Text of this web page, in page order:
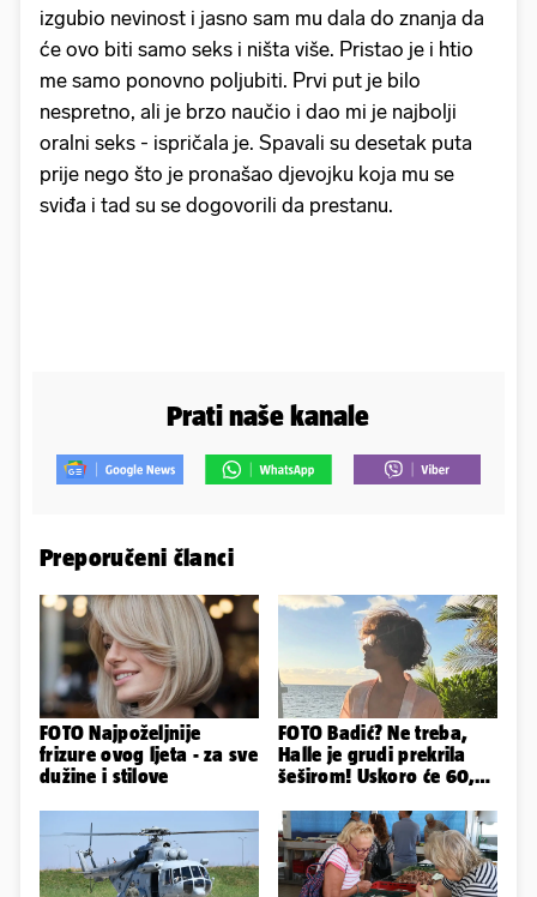
izgubio nevinost i jasno sam mu dala do znanja da
će ovo biti samo seks i ništa više. Pristao je i htio
me samo ponovno poljubiti. Prvi put je bilo
nespretno, ali je brzo naučio i dao mi je najbolji
oralni seks - ispričala je. Spavali su desetak puta
prije nego što je pronašao djevojku koja mu se
sviđa i tad su se dogovorili da prestanu.
Prati naše kanale
Preporučeni članci
FOTO Najpoželjnije
frizure ovog ljeta - za sve
dužine i stilove
FOTO Badić? Ne treba,
Halle je grudi prekrila
šeširom! Uskoro će 60,